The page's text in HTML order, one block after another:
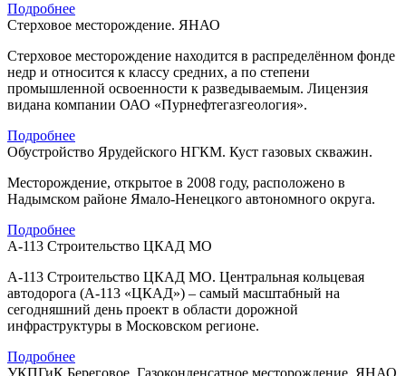
Подробнее
Стерховое месторождение. ЯНАО
Стерховое месторождение находится в распределённом фонде
недр и относится к классу средних, а по степени
промышленной освоенности к разведываемым. Лицензия
видана компании ОАО «Пурнефтегазгеология».
Подробнее
Обустройство Ярудейского НГКМ. Куст газовых скважин.
Месторождение, открытое в 2008 году, расположено в
Надымском районе Ямало-Ненецкого автономного округа.
Подробнее
А-113 Строительство ЦКАД МО
А-113 Строительство ЦКАД МО. Центральная кольцевая
автодорога (А-113 «ЦКАД») – самый масштабный на
сегодняшний день проект в области дорожной
инфраструктуры в Московском регионе.
Подробнее